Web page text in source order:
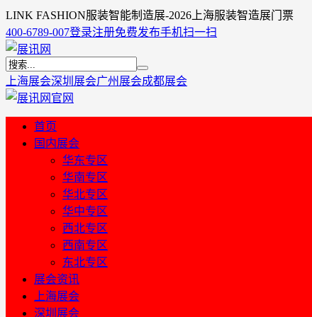
LINK FASHION服装智能制造展-2026上海服装智造展门票
400-6789-007登录注册免费发布手机扫一扫
上海展会深圳展会广州展会成都展会
首页
国内展会
华东专区
华南专区
华北专区
华中专区
西北专区
西南专区
东北专区
展会资讯
上海展会
深圳展会